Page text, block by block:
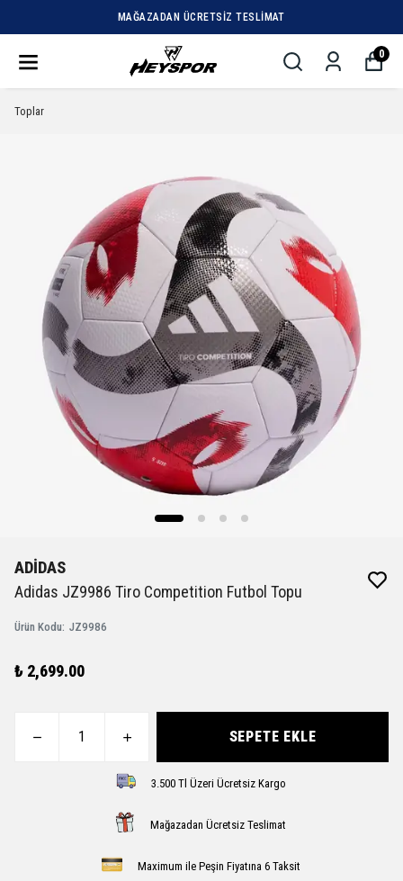
MAĞAZADAN ÜCRETSIZ TESLIMAT
0
Toplar
ADİDAS
Adidas JZ9986 Tiro Competition Futbol Topu
Ürün Kodu: JZ9986
₺ 2,699.00
SEPETE EKLE
3.500 Tl Üzeri Ücretsiz Kargo
Mağazadan Ücretsiz Teslimat
Maximum ile Peşin Fiyatına 6 Taksit